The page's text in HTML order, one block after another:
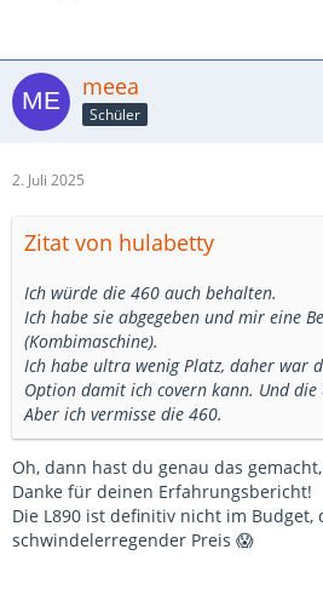
meea
Schüler
2. Juli 2025
Zitat von hulabetty
Ich würde die 460 auch behalten.
Ich habe sie abgegeben und mir eine
(Kombimaschine).
Ich habe ultra wenig Platz, daher war
Option damit ich covern kann. Und
Aber ich vermisse die 460.
Oh, dann hast du genau das
Danke für deinen Erfahrungsbericht!
Die L890 ist definitiv nicht im Budget,
schwindelerregender Preis 😱